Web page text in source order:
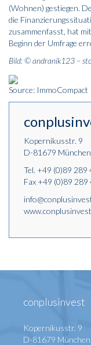
(Wohnen) gestiegen.
die
zusammenfasst, hat
Beginn der Umfrage
Bild: © andranik123 –
Source: ImmoCompact
Kopernikusstr. 9
D-81679 München
Tel. +49 (0)89 289
Fax +49 (0)89 289
conplusinvest
Kopernikusstr. 9
D-81679 München